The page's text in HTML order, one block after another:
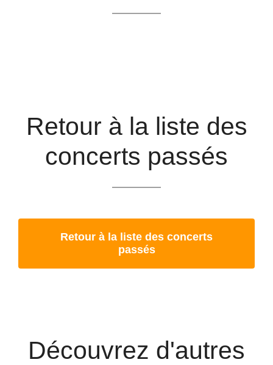
Retour à la liste des
concerts passés
Retour à la liste des concerts
passés
Découvrez d'autres